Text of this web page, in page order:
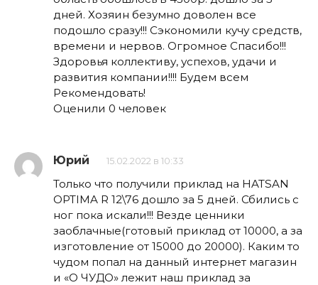
дней. Хозяин безумно доволен все
подошло сразу!!! Сэкономили кучу средств,
времени и нервов. Огромное Спасибо!!!
Здоровья коллективу, успехов, удачи и
развития компании!!!! Будем всем
Рекомендовать!
Оценили 0 человек
Юрий 15.02.2022 в 10:33
Только что получили приклад на HATSAN
OPTIMA R 12\76 дошло за 5 дней. Сбились с
ног пока искали!!! Везде ценники
заоблачные(готовый приклад от 10000, а за
изготовление от 15000 до 20000). Каким то
чудом попал на данный интернет магазин
и «О ЧУДО» лежит наш приклад за